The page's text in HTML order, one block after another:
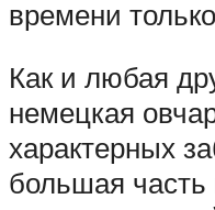
времени
Как и любая
немецкая
характерных
большая часть